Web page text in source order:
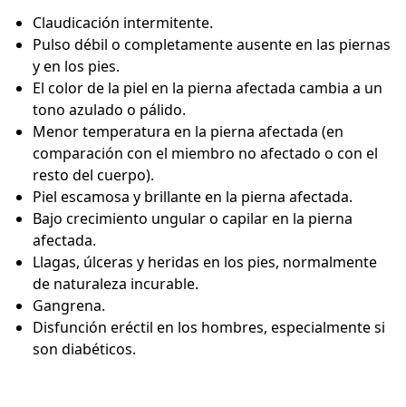
Claudicación intermitente.
Pulso débil o completamente ausente en las piernas
y en los pies.
El color de la piel en la pierna afectada cambia a un
tono azulado o pálido.
Menor temperatura en la pierna afectada (en
comparación con el miembro no afectado o con el
resto del cuerpo).
Piel escamosa y brillante en la pierna afectada.
Bajo crecimiento ungular o capilar en la pierna
afectada.
Llagas, úlceras y heridas en los pies, normalmente
de naturaleza incurable.
Gangrena.
Disfunción eréctil en los hombres, especialmente si
son diabéticos.